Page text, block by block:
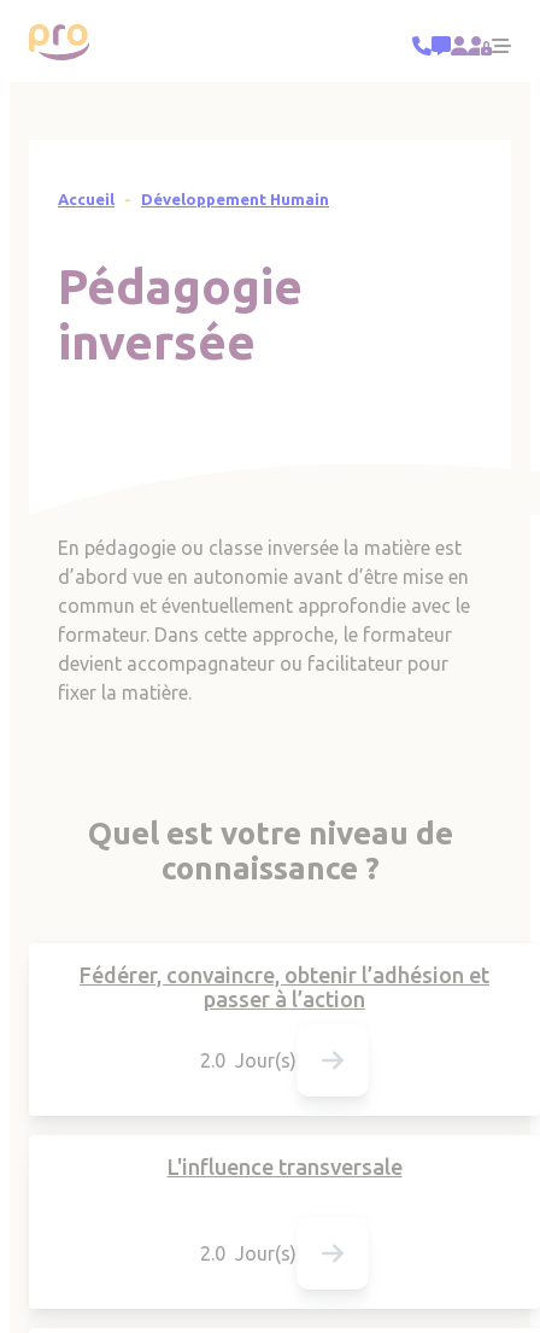
Title
Fil d'Ariane
Accueil Développement Humain
Pédagogie
inversée
En pédagogie ou classe inversée la matière est
d’abord vue en autonomie avant d’être mise en
commun et éventuellement approfondie avec le
formateur. Dans cette approche, le formateur
devient accompagnateur ou facilitateur pour
fixer la matière.
Quel est votre niveau de
connaissance ?
Fédérer, convaincre, obtenir l’adhésion et
passer à l’action
2.0 Jour(s)
L'influence transversale
2.0 Jour(s)